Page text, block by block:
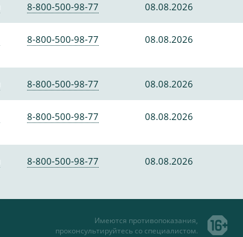
8-800-500-98-77 08.08.2026
8-800-500-98-77 08.08.2026
8-800-500-98-77 08.08.2026
8-800-500-98-77 08.08.2026
8-800-500-98-77 08.08.2026
Имеются противопоказания,
проконсультируйтесь со специалистом.